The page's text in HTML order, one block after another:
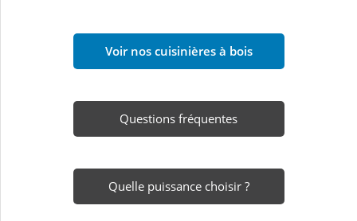
Voir nos cuisinières à bois
Questions fréquentes
Quelle puissance choisir ?